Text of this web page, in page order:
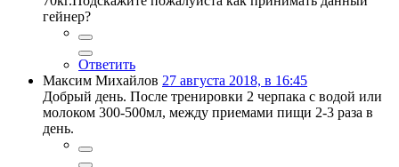
гейнер?
Ответить
Максим Михайлов 27 августа 2018, в 16:45
Добрый день. После тренировки 2 черпака с водой или
молоком 300-500мл, между приемами пищи 2-3 раза в
день.